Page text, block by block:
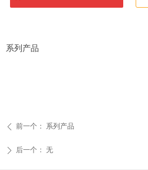
ꄴ 前一个： 系列产品
ꄲ 后一个： 无
系列产品